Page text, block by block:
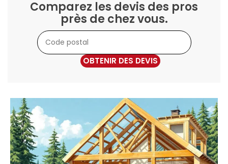
Comparez les devis des pros
près de chez vous.
OBTENIR DES DEVIS